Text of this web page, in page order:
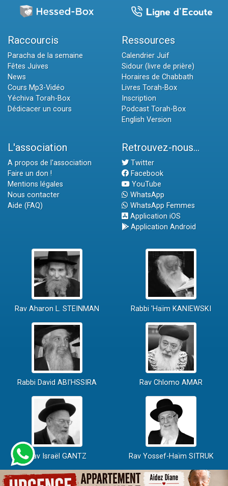
Raccourcis
Paracha de la semaine
Fêtes Juives
News
Cours Mp3-Vidéo
Yéchiva Torah-Box
Dédicacer un cours
Ressources
Calendrier Juif
Sidour (livre de prière)
Horaires de Chabbath
Livres Torah-Box
Inscription
Podcast Torah-Box
English Version
L'association
A propos de l'association
Faire un don !
Mentions légales
Nous contacter
Aide (FAQ)
Retrouvez-nous...
Twitter
Facebook
YouTube
WhatsApp
WhatsApp Femmes
Application iOS
Application Android
Rav Aharon L. STEINMAN Rabbi 'Haïm KANIEWSKI
Rabbi David ABI'HSSIRA Rav Chlomo AMAR
Rav Israël GANTZ Rav Yossef-Haïm SITRUK